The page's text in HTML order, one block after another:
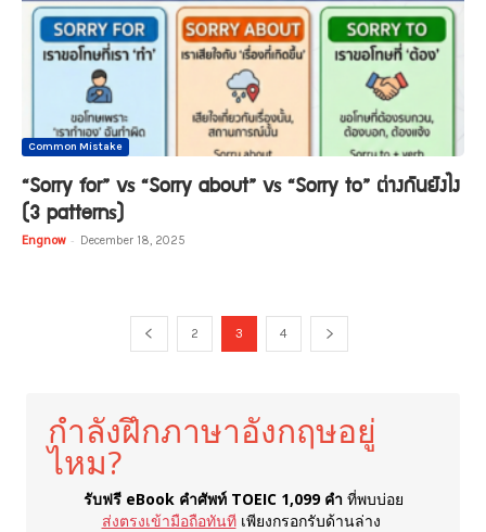
Common Mistake
“Sorry for” vs “Sorry about” vs “Sorry to” ต่างกันยังไง
(3 patterns)
Engnow - December 18, 2025
2 3 4
กำลังฝึกภาษาอังกฤษอยู่
ไหม?
รับฟรี eBook คำศัพท์ TOEIC 1,099 คำ ที่พบบ่อย
ส่งตรงเข้ามือถือทันที เพียงกรอกรับด้านล่าง